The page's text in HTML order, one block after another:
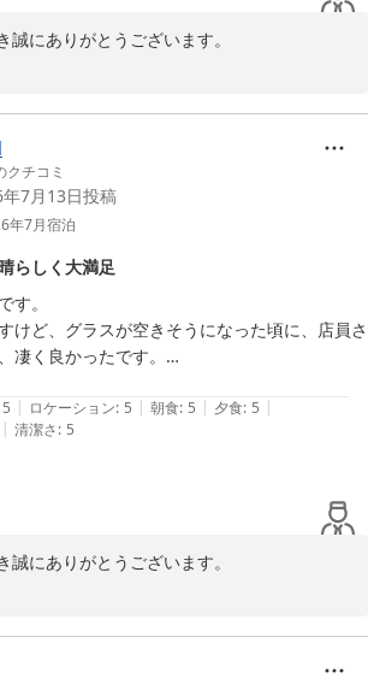
誠にありがとうございます。
クッキーをお気に召していただき、何よりで
につきましては、今後の改善へと繋げて参り
キングスタイルのお食事もご期待を超えるも
存じます。
一同心よりお待ちしております。
レッジ
クチコミ
7月13日投稿
年7月宿泊
らしく大満足
す。
けど、グラスが空きそうになった頃に、店員さ
凄く良かったです。
とてもよかった！
潔感がありました。
たらすでにエアコンを効かせてくれていて、涼
5 | ロケーション: 5 | 朝食: 5 | 夕食: 5 |
| 清潔さ: 5
誠にありがとうございます。
や飲み放題にご満足いただけたとのことで、
葉をいただき、励みになります。
適なご滞在を提供できるよう努めてまいりま